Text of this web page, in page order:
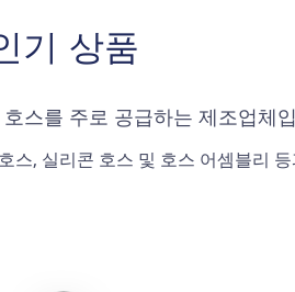
기 상품
스를 주로 공급하는 제조업체
스, 실리콘 호스 및 호스 어셈블리